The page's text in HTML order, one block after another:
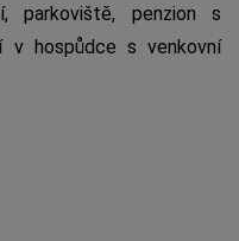
parkoviště, penzion s
v hospůdce s venkovní